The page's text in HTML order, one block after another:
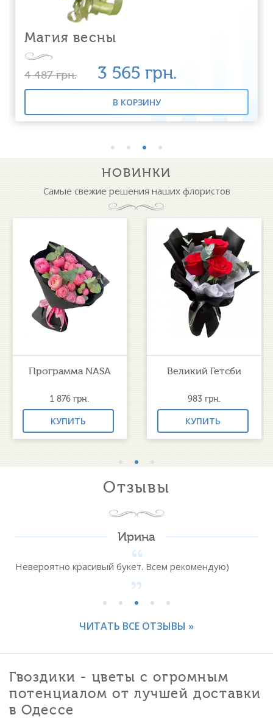
Магия весны
4 487грн. 3 565 грн.
В КОРЗИНУ
НОВИНКИ
Самые свежие решения наших флористов
Программа NASA
1 876грн.
КУПИТЬ
Великий Гетсби
983 грн.
КУПИТЬ
Отзывы
Ирина
Невероятно красивый букет. Всем рекомендую)
ЧИТАТЬ ВСЕ ОТЗЫВЫ »
Гвоздики - цветы с огромным
потенциалом от лучшей доставки
в Одессе